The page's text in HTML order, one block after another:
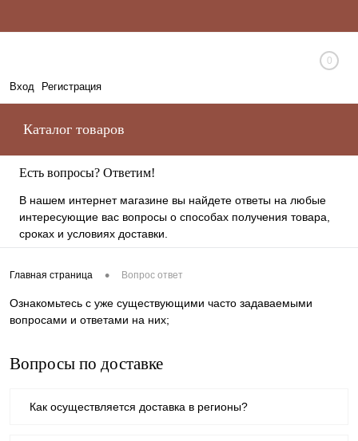
Вход Регистрация
0
Каталог товаров
Есть вопросы? Ответим!
В нашем интернет магазине вы найдете ответы на любые
интересующие вас вопросы о способах получения товара,
сроках и условиях доставки.
Главная страница • Вопрос ответ
Ознакомьтесь с уже существующими часто задаваемыми
вопросами и ответами на них;
Вопросы по доставке
Как осуществляется доставка в регионы?